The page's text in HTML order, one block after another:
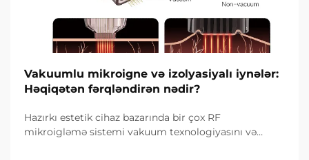
Vakuumlu mikroigne və izolyasiyalı iynələr:
Həqiqətən fərqləndirən nədir?
Hazırkı estetik cihaz bazarında bir çox RF
mikroigləmə sistemi vakuum texnologiyasını və